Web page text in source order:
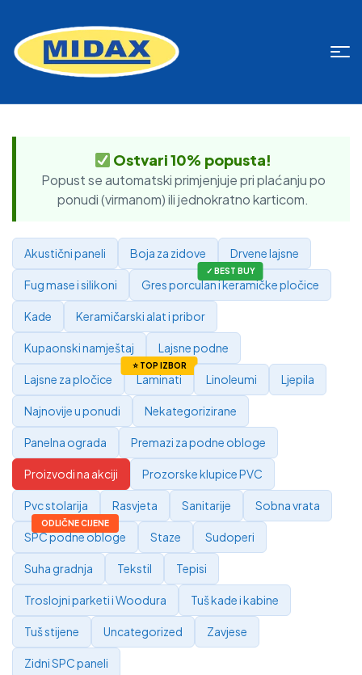
Ostvari 10% popusta!
Popust se automatski primjenjuje pri plaćanju po
ponudi (virmanom) ili jednokratno karticom.
Akustični paneli Boja za zidove Drvene lajsne
Fug mase i silikoni Gres porculan i keramičke pločice
Kade Keramičarski alat i pribor
Kupaonski namještaj Lajsne podne
Lajsne za pločice Laminati Linoleumi Ljepila
Najnovije u ponudi Nekategorizirane
Panelna ograda Premazi za podne obloge
Proizvodi na akciji Prozorske klupice PVC
Pvc stolarija Rasvjeta Sanitarije Sobna vrata
SPC podne obloge Staze Sudoperi
Suha gradnja Tekstil Tepisi
Troslojni parketi i Woodura Tuš kade i kabine
Tuš stijene Uncategorized Zavjese
Zidni SPC paneli